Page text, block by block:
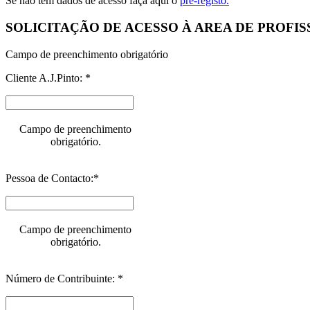
SOLICITAÇÃO DE ACESSO À AREA DE
Campo de preenchimento obrigatório
Cliente A.J.Pinto: *
Campo de preenchimento
obrigatório.
Pessoa de Contacto:*
Campo de preenchimento
obrigatório.
Número de Contribuinte: *